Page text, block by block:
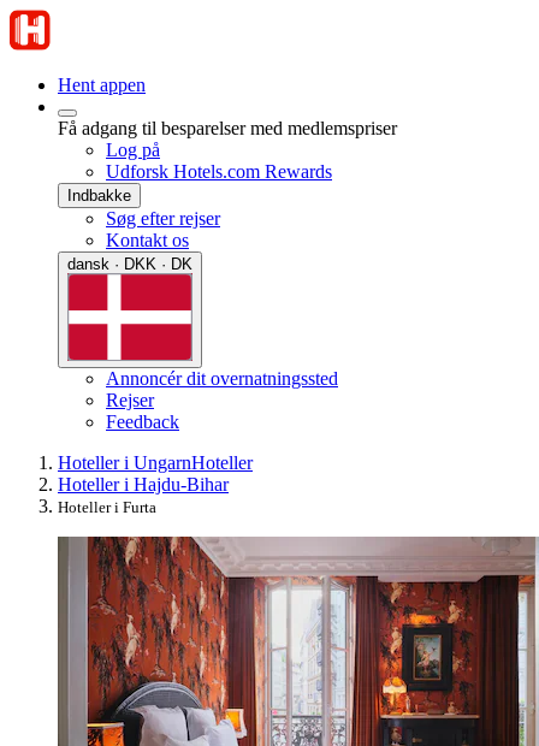
Hent appen
Få adgang til besparelser med medlemspriser
Log på
Udforsk Hotels.com Rewards
Indbakke
Søg efter rejser
Kontakt os
dansk · DKK · DK
Annoncér dit overnatningssted
Rejser
Feedback
Hoteller i UngarnHoteller
Hoteller i Hajdu-Bihar
Hoteller i Furta